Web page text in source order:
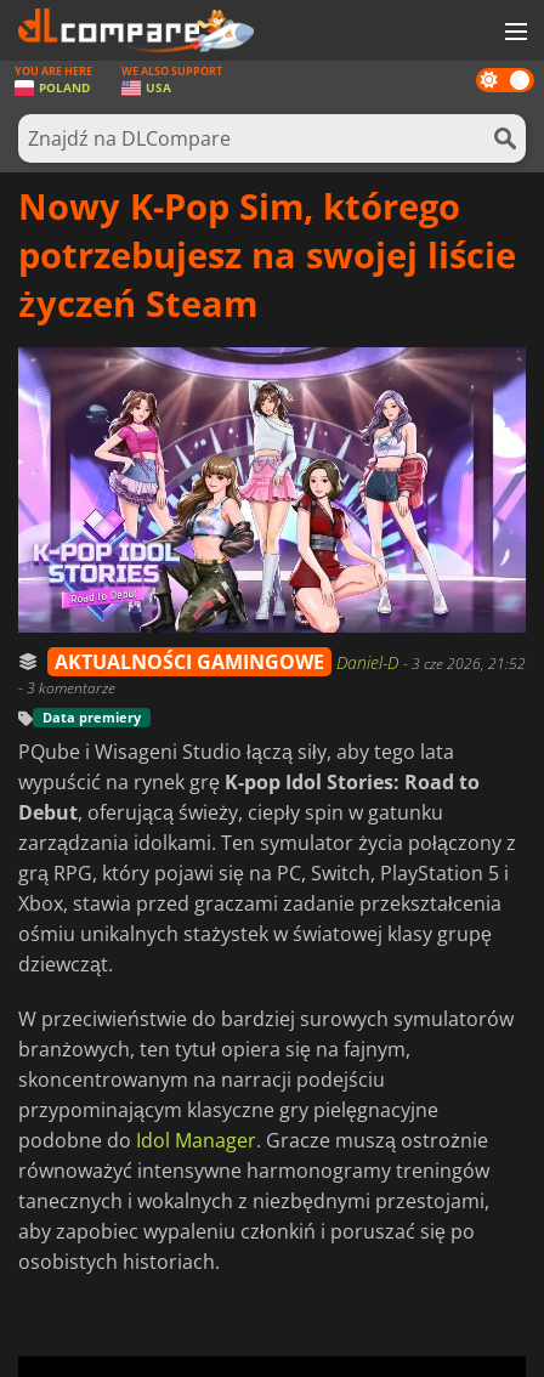
GRY
KARTY DO GIER
OPROGRAMOWANIE
SPRZĘT KOMPUTEROWY
AKTUALNOŚCI
ZALOGUJ SIĘ LUB ZAREJESTRUJ
Dark
mode
YOU ARE HERE
POLAND
WE ALSO SUPPORT
USA
Nowy K-Pop Sim, którego
potrzebujesz na swojej liście
życzeń Steam
AKTUALNOŚCI GAMINGOWE Daniel-D -3 cze 2026, 21:52
- 3 komentarze
Data premiery
PQube i Wisageni Studio łączą siły, aby tego lata
wypuścić na rynek grę K-pop Idol Stories: Road to
Debut, oferującą świeży, ciepły spin w gatunku
zarządzania idolkami. Ten symulator życia połączony z
grą RPG, który pojawi się na PC, Switch, PlayStation 5 i
Xbox, stawia przed graczami zadanie przekształcenia
ośmiu unikalnych stażystek w światowej klasy grupę
dziewcząt.
W przeciwieństwie do bardziej surowych symulatorów
branżowych, ten tytuł opiera się na fajnym,
skoncentrowanym na narracji podejściu
przypominającym klasyczne gry pielęgnacyjne
podobne do Idol Manager. Gracze muszą ostrożnie
równoważyć intensywne harmonogramy treningów
tanecznych i wokalnych z niezbędnymi przestojami,
aby zapobiec wypaleniu członkiń i poruszać się po
osobistych historiach.